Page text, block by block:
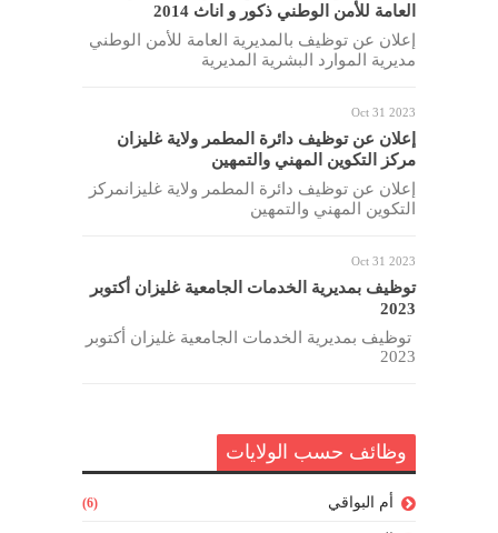
العامة للأمن الوطني ذكور و اناث 2014
إعلان عن توظيف بالمديرية العامة للأمن الوطني
مديرية الموارد البشرية المديرية
Oct 31 2023
إعلان عن توظيف دائرة المطمر ولاية غليزان
مركز التكوين المهني والتمهين
إعلان عن توظيف دائرة المطمر ولاية غليزانمركز
التكوين المهني والتمهين
Oct 31 2023
توظيف بمديرية الخدمات الجامعية غليزان أكتوبر
2023
توظيف بمديرية الخدمات الجامعية غليزان أكتوبر
2023
وظائف حسب الولايات
أم البواقي (6)